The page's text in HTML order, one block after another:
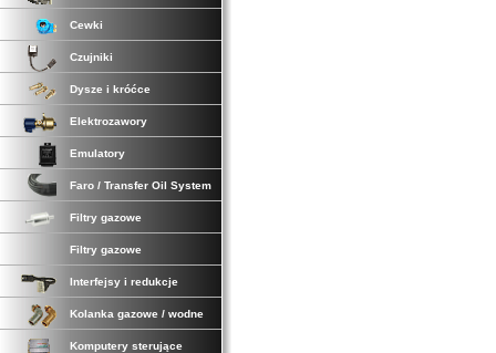
Cewki
Czujniki
Dysze i króćce
Elektrozawory
Emulatory
Faro / Transfer Oil System
Filtry gazowe
Filtry gazowe
Interfejsy i redukcje
Kolanka gazowe / wodne
Komputery sterujące